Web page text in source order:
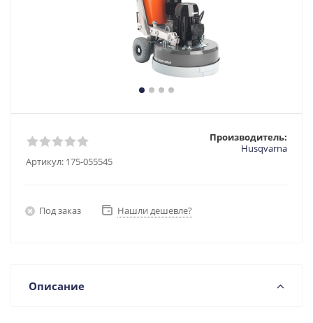
Артикул: 175-055545
Производитель:
Husqvarna
Под заказ Нашли дешевле?
Описание